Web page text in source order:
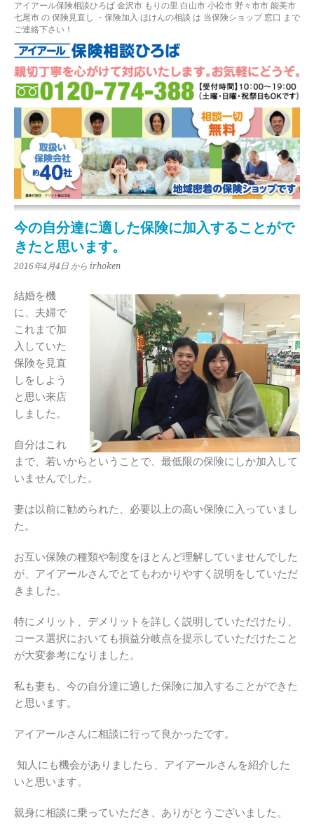
アイアール保険相談ひろば 金沢市 もりの里 白山市 小松市 野々市市 能美市
七尾市 の 保険見直し ・保険加入 ほけんの相談 は 当保険ショップ 窓口 まで
ご連絡下さい！
今の自分達に適した保険に加入することがで
きたと思います。
2016年4月4日 から irhoken
結婚を機
に、夫婦で
これまで加
入していた
保険を見直
しをしよう
と思い来店
しました。
自分はこれ
まで、若いからということで、最低限の保険にしか加入して
いませんでした。
妻は以前に勧められた、必要以上の高い保険に入っていまし
た。
お互い保険の種類や制度をほとんど理解していませんでした
が、アイアールさんでとてもわかりやすく説明をしていただ
きました。
特にメリット、デメリットを詳しく説明していただけたり、
コース選択においても損益分岐点を提示していただけたこと
が大変参考になりました。
私も妻も、今の自分達に適した保険に加入することができた
と思います。
アイアールさんに相談に行って良かったです。
知人にも機会がありましたら、アイアールさんを紹介した
いと思います。
親身に相談に乗っていただき、ありがとうございました。